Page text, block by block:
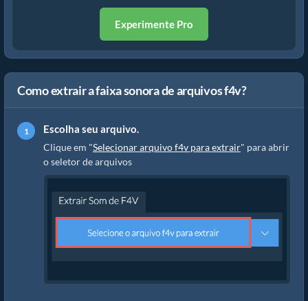
Experimente Pro
Como extrair a faixa sonora de arquivos f4v?
Escolha seu arquivo.
Clique em "Selecionar arquivo f4v para extrair" para abrir
o seletor de arquivos